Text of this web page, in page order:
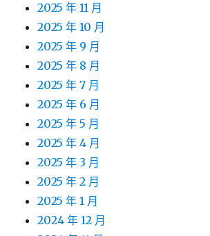
2025 年 11 月
2025 年 10 月
2025 年 9 月
2025 年 8 月
2025 年 7 月
2025 年 6 月
2025 年 5 月
2025 年 4 月
2025 年 3 月
2025 年 2 月
2025 年 1 月
2024 年 12 月